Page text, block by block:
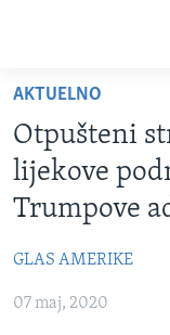
glavni
sadržaj
Pređi
na
glavnu
Idi
na
pretragu
VIDEO
FOTOGRAFIJE
BOSNA I
NAUKA I
SPECIJALNI
AKTUELNO
Otpušteni
lijekove
Trumpove
GLAS AMERIKE
07 maj, 2020